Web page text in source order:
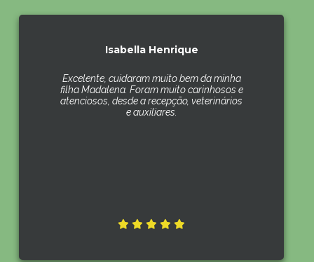
Isabella Henrique
Excelente, cuidaram muito bem da minha
filha Madalena. Foram muito carinhosos e
atenciosos, desde a recepção, veterinários
e auxiliares.